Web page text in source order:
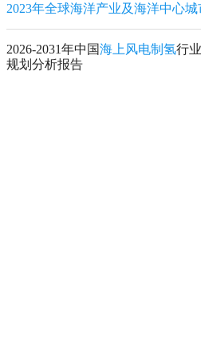
2023年全球海洋产业及海洋中心
2026-2031年中国海上风电制氢行
规划分析报告